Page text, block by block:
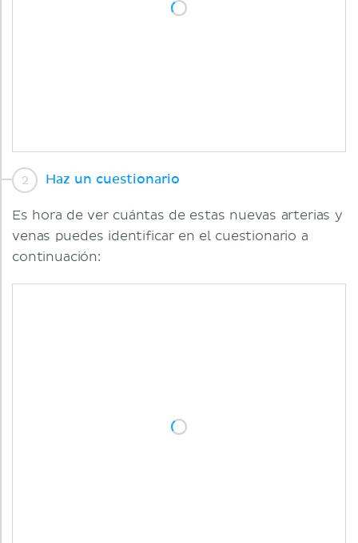
Haz un cuestionario
Es hora de ver cuántas de estas nuevas arterias y
venas puedes identificar en el cuestionario a
continuación: